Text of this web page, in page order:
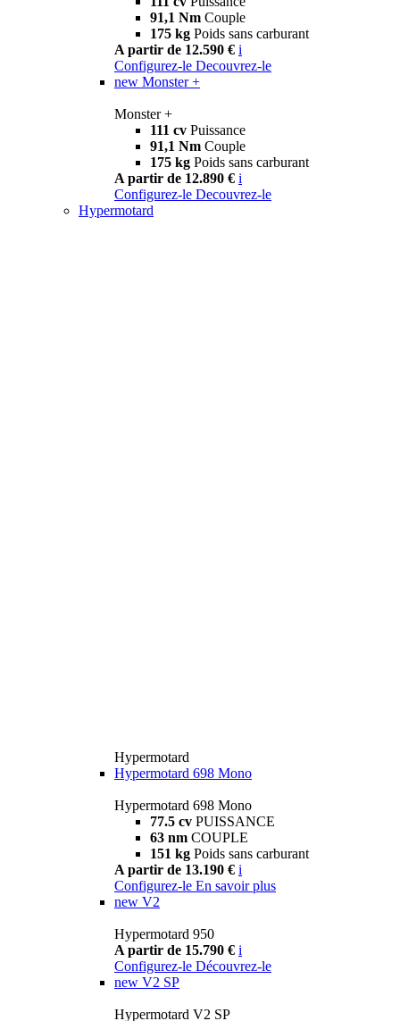
91,1 Nm Couple
175 kg Poids sans carburant
A partir de 12.590 € i
Configurez-le Decouvrez-le
new Monster +
Monster +
111 cv Puissance
91,1 Nm Couple
175 kg Poids sans carburant
A partir de 12.890 € i
Configurez-le Decouvrez-le
Hypermotard
Hypermotard
Hypermotard 698 Mono
Hypermotard 698 Mono
77.5 cv PUISSANCE
63 nm COUPLE
151 kg Poids sans carburant
A partir de 13.190 € i
Configurez-le En savoir plus
new V2
Hypermotard 950
A partir de 15.790 € i
Configurez-le Découvrez-le
new V2 SP
Hypermotard V2 SP